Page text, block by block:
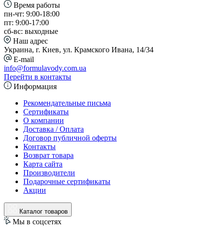
Время работы
пн-чт: 9:00-18:00
пт: 9:00-17:00
сб-вс: выходные
Наш адрес
Украина, г. Киев, ул. Крамского Ивана, 14/34
E-mail
info@formulavody.com.ua
Перейти в контакты
Информация
Рекомендательные письма
Сертификаты
О компании
Доставка / Оплата
Договор публичной оферты
Контакты
Возврат товара
Карта сайта
Производители
Подарочные сертификаты
Акции
Каталог товаров
Мы в соцсетях